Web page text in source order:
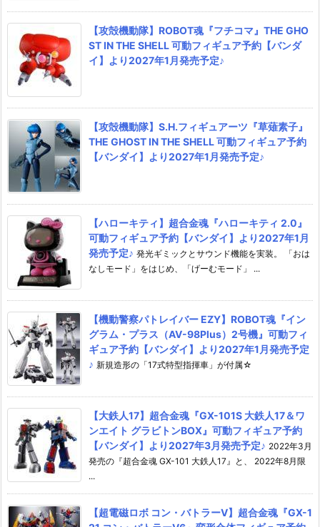
【攻殻機動隊】ROBOT魂『フチコマ』THE GHO
ST IN THE SHELL 可動フィギュア予約【バンダ
イ】より2027年1月発売予定♪
【攻殻機動隊】S.H.フィギュアーツ『草薙素子』
THE GHOST IN THE SHELL 可動フィギュア予約
【バンダイ】より2027年1月発売予定♪
【ハローキティ】超合金魂『ハローキティ 2.0』
可動フィギュア予約【バンダイ】より2027年1月
発売予定♪ 発光ギミックとサウンド機能を実装。 「おは
なしモード」をはじめ、「げーむモード」 ...
【機動警察パトレイバー EZY】ROBOT魂『イン
グラム・プラス（AV-98Plus）2号機』可動フィ
ギュア予約【バンダイ】より2027年1月発売予定
♪ 新規造形の「17式特型指揮車」が付属☆
【大鉄人17】超合金魂『GX-101S 大鉄人17＆ワ
ンエイト グラビトンBOX』可動フィギュア予約
【バンダイ】より2027年3月発売予定♪ 2022年3月
発売の『超合金魂 GX-101 大鉄人17』と、 2022年8月限
...
【超電磁ロボ コン・バトラーV】超合金魂『GX-1